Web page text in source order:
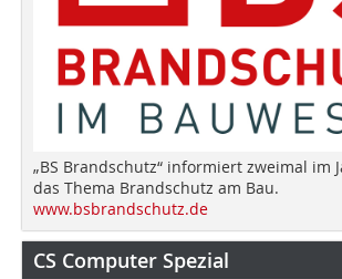
„BS Brandschutz“ informiert zweimal im
das Thema Brandschutz am Bau.
www.bsbrandschutz.de
CS Computer Spezial